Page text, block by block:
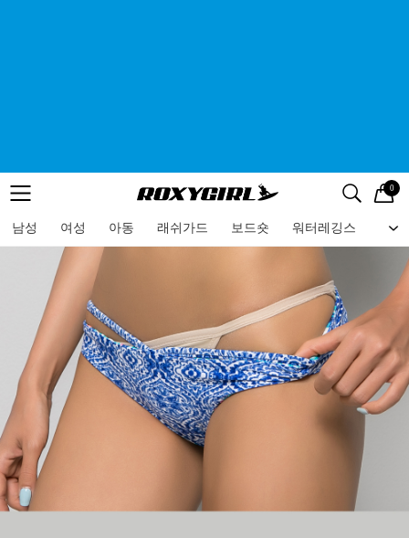
메뉴 검색
로고 0
남성 여성 아동 래쉬가드 보드숏 워터레깅스 비
메뉴